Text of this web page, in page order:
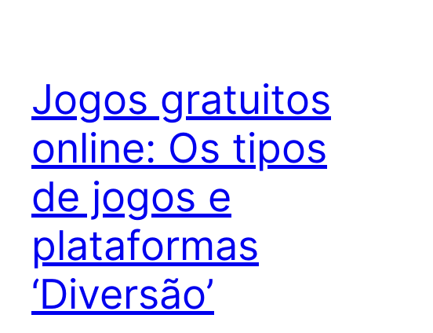
Jogos gratuitos
online: Os tipos
de jogos e
plataformas
‘Diversão’